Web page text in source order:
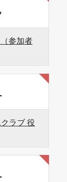
参加者
ラブ 役